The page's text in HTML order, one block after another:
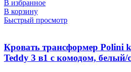
В избранное
В корзину
Быстрый просмотр
Кровать трансформер Polini
Teddy 3 в1 с комодом, белый/